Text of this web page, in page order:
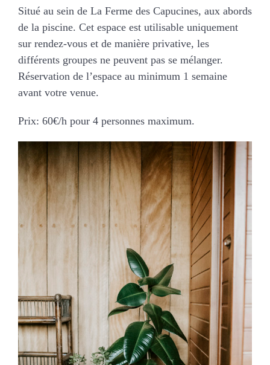
Situé au sein de La Ferme des Capucines, aux abords
de la piscine. Cet espace est utilisable uniquement
sur rendez-vous et de manière privative, les
différents groupes ne peuvent pas se mélanger.
Réservation de l’espace au minimum 1 semaine
avant votre venue.
Prix: 60€/h pour 4 personnes maximum.